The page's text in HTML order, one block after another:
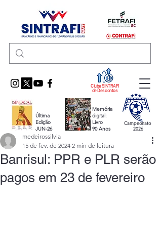
Clube SINTRAFI
de Descontos
Última
Edição
JUN-26
Memória
digital:
Livro
90 Anos
Campeonato
2026
Banrisul: PPR e PLR serão
pagos em 23 de fevereiro
medeirossilvia
15 de fev. de 2024 2 min de leitura